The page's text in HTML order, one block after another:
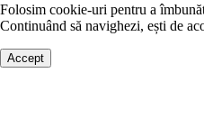
Folosim cookie-uri pentru a
Continuând să navighezi, ești de
Accept